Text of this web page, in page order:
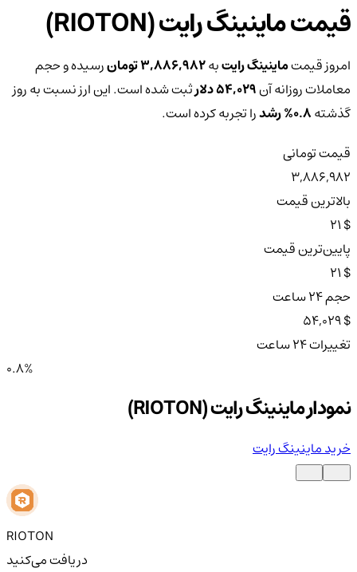
قیمت ماینینگ رایت (RIOTON)
امروز قیمتماینینگ رایتبه3,886,982 تومان
رسیده و حجم
معاملات روزانه آن54,029 دلار
ثبت شده است. این ارز نسبت به روز
گذشته0.8% رشدرا تجربه کرده است.
قیمت تومانی
3,886,982
بالاترین قیمت
$ 21
پایین‌ترین قیمت
$ 21
حجم ۲۴ ساعت
$ 54,029
تغییرات ۲۴ ساعت
0.8%
نمودار ماینینگ رایت (RIOTON)
خرید ماینینگ رایت
RIOTON
دریافت می‌کنید